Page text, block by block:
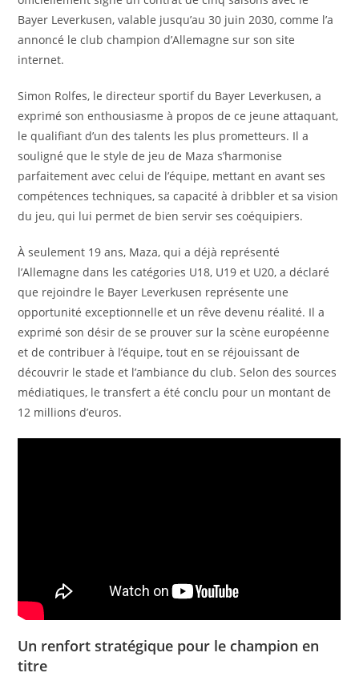
Bayer Leverkusen, valable jusqu’au 30 juin 2030, comme l’a
annoncé le club champion d’Allemagne sur son site
internet.
Simon Rolfes, le directeur sportif du Bayer Leverkusen, a
exprimé son enthousiasme à propos de ce jeune attaquant,
le qualifiant d’un des talents les plus prometteurs. Il a
souligné que le style de jeu de Maza s’harmonise
parfaitement avec celui de l’équipe, mettant en avant ses
compétences techniques, sa capacité à dribbler et sa vision
du jeu, qui lui permet de bien servir ses coéquipiers.
À seulement 19 ans, Maza, qui a déjà représenté
l’Allemagne dans les catégories U18, U19 et U20, a déclaré
que rejoindre le Bayer Leverkusen représente une
opportunité exceptionnelle et un rêve devenu réalité. Il a
exprimé son désir de se prouver sur la scène européenne
et de contribuer à l’équipe, tout en se réjouissant de
découvrir le stade et l’ambiance du club. Selon des sources
médiatiques, le transfert a été conclu pour un montant de
12 millions d’euros.
Un renfort stratégique pour le champion en
titre